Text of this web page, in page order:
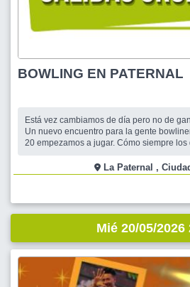
BOWLING EN PATERNAL
Está vez cambiamos de día pero no de
Un nuevo encuentro para la gente
20 empezamos a jugar. Cómo siempre los
compartir con amigos un rato alegre y
La
Mié 20/05/2026